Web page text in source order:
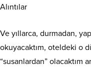
Alıntılar
Ve yıllarca, durmadan,
okuyacaktım, oteldeki o
“susanlardan” olacaktım